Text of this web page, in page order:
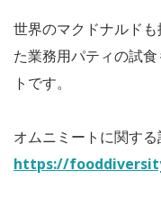
世界のマクドナルド
た業務用パティの試
トです。
オムニミートに関する
https://